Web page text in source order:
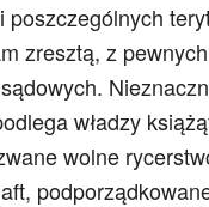
poszczególnych
zresztą, z
władzy
wolne